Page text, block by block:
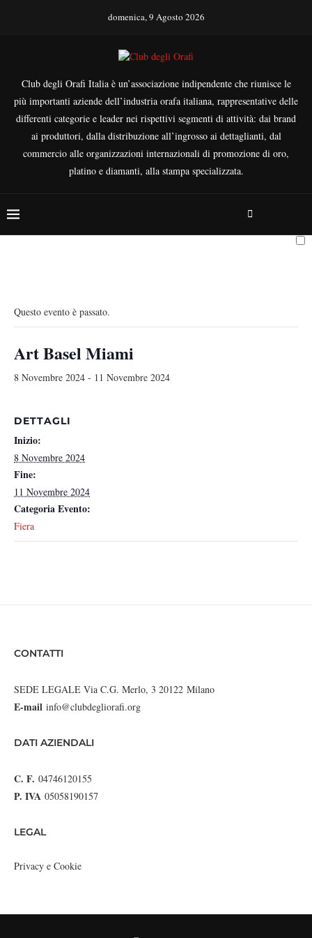
domenica, 9 Agosto 2026
Club degli Orafi Italia è un’associazione indipendente che riunisce le
più importanti aziende dell’industria orafa italiana, rappresentative delle
differenti categorie e leader nei rispettivi segmenti di attività: dai brand
ai produttori, dalla distribuzione all’ingrosso ai dettaglianti, dal
commercio alle organizzazioni internazionali di promozione di oro,
platino e diamanti, alla stampa specializzata.
Questo evento è passato.
Art Basel Miami
8 Novembre 2024 - 11 Novembre 2024
DETTAGLI
Inizio:
8 Novembre 2024
Fine:
11 Novembre 2024
Categoria Evento:
Fiera
CONTATTI
SEDE LEGALE Via C.G. Merlo, 3 20122 Milano
E-mail info@clubdegliorafi.org
DATI AZIENDALI
C. F. 04746120155
P. IVA 05058190157
LEGAL
Privacy e Cookie